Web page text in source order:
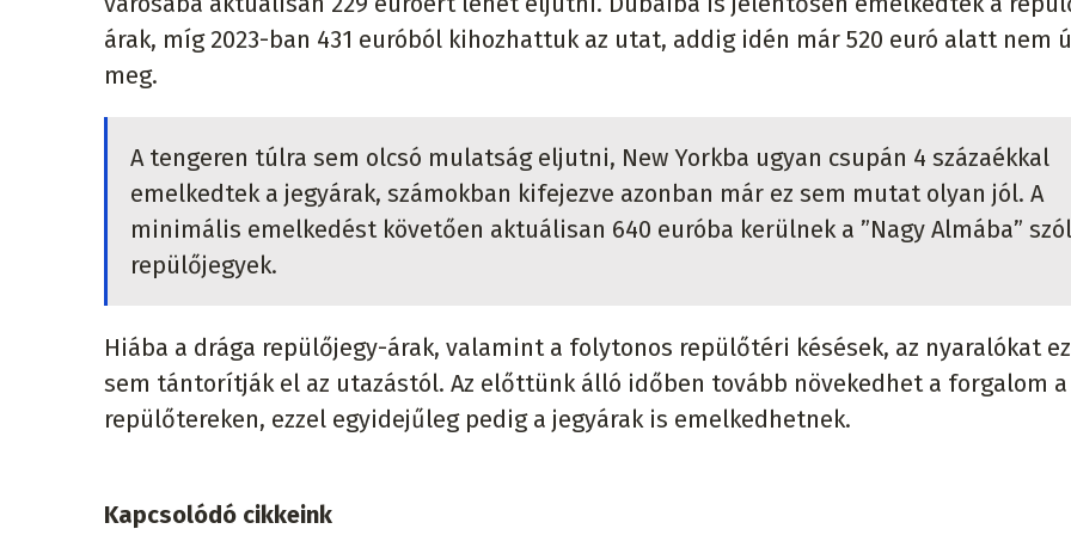
árak, míg 2023-ban 431 euróból kihozhattuk az utat, addig idén már 520 euró alatt nem
meg.
A tengeren túlra sem olcsó mulatság eljutni, New Yorkba ugyan csupán 4 százaékkal
emelkedtek a jegyárak, számokban kifejezve azonban már ez sem mutat olyan jól. A
minimális emelkedést követően aktuálisan 640 euróba kerülnek a ”Nagy Almába”
repülőjegyek.
Hiába a drága repülőjegy-árak, valamint a folytonos repülőtéri késések, az nyaralókat
sem tántorítják el az utazástól. Az előttünk álló időben tovább növekedhet a forgalom a
repülőtereken, ezzel egyidejűleg pedig a jegyárak is emelkedhetnek.
Kapcsolódó cikkeink